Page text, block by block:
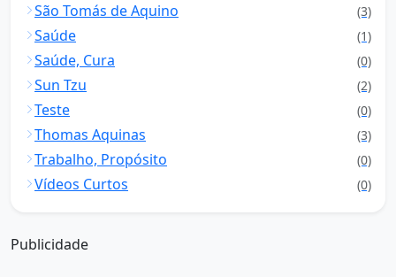
São Tomás de Aquino (3)
Saúde (1)
Saúde, Cura (0)
Sun Tzu (2)
Teste (0)
Thomas Aquinas (3)
Trabalho, Propósito (0)
Vídeos Curtos (0)
Publicidade